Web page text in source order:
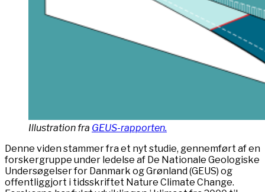
Illustration fra GEUS-rapporten.
Denne viden stammer fra et nyt studie, gennemført af en
forskergruppe under ledelse af De Nationale Geologiske
Undersøgelser for Danmark og Grønland (GEUS) og
offentliggjort i tidsskriftet Nature Climate Change.